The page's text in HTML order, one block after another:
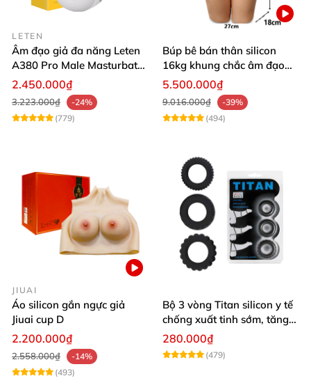
LETEN
Âm đạo giả đa năng Leten
A380 Pro Male Masturbator
Version 3
2.450.000₫
3.223.000₫
-24%
(779)
Búp bê bán thân silicon
16kg khung chắc âm đạo
khít hồng
5.500.000₫
9.016.000₫
-39%
(494)
JIUAI
Áo silicon gắn ngực giả
Jiuai cup D
2.200.000₫
2.558.000₫
-14%
(493)
Bộ 3 vòng Titan silicon y tế
chống xuất tinh sớm, tăng
khoái cảm
280.000₫
(479)